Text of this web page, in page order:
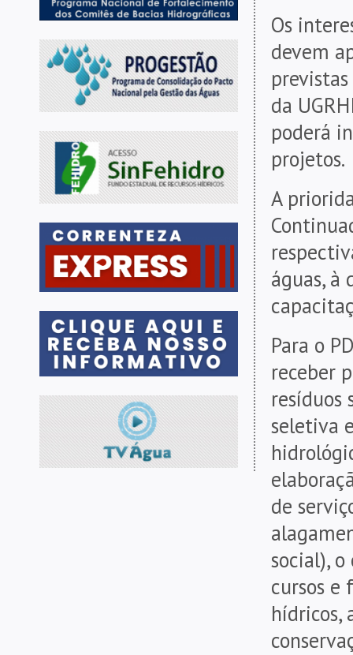
Os
devem
da
poderá
projetos.
A
águas, à
Para o
receber
resíduos
seletiva
de
social),
cursos e
hídricos,